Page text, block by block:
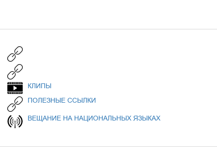
КЛИПЫ
ПОЛЕЗНЫЕ ССЫЛКИ
ВЕЩАНИЕ НА НАЦИОНАЛЬНЫХ ЯЗЫКАХ